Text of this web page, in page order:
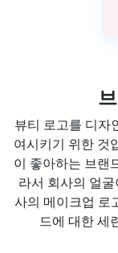
뷰티 로고를 디자
여시키기 위한 것
이 좋아하는 브랜
라서 회사의 얼
사의 메이크업 로
드에 대한 세